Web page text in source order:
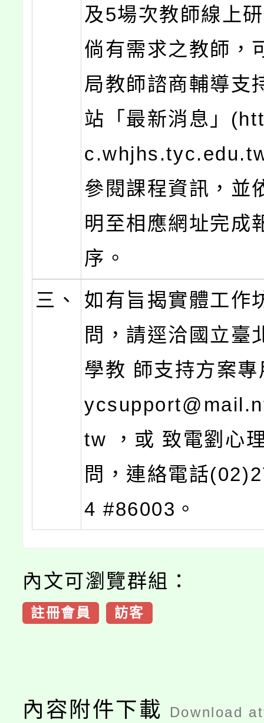
及5場次教師線上
倘有需求之教師，
局教師諮商輔導支
站「最新消息」
參閱課程資訊，並
明至相應網址完成
序。
三、
如有旨揭實體工作
問，請逕洽國立臺
學教 師支持方案
tw ，或 致電劉心
問，連絡電話
4 #86003。
內文可瀏覽群組：
註冊會員 訪客
內容附件下載 Download